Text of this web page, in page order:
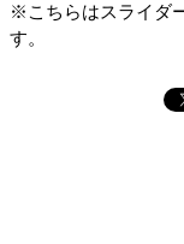
※こちらはスライダ
す。